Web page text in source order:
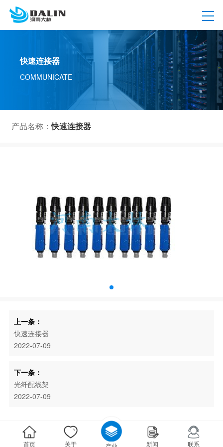
快速连接器
COMMUNICATE
产品名称：快速连接器
上一条：
快速连接器
2022-07-09
下一条：
光纤配线架
2022-07-09
首页 关于 新闻 联系